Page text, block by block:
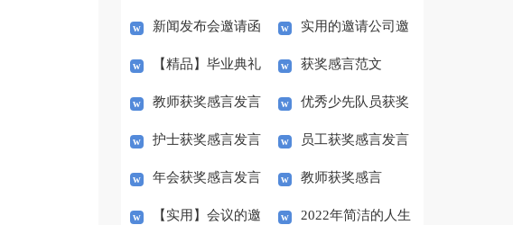
邀请函汇总七篇 函范文锦集八篇
新闻发布会邀请函
范文合集6篇
实用的邀请公司邀
请函范文集锦八篇
【精品】毕业典礼
邀请函模板集锦六篇
获奖感言范文
教师获奖感言发言
稿
优秀少先队员获奖
感言
护士获奖感言发言
稿
员工获奖感言发言
稿
年会获奖感言发言
稿
教师获奖感言
【实用】会议的邀 2022年简洁的人生